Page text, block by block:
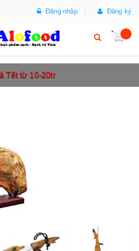
Đăng nhập Đăng ký
Tết từ 10-20tr